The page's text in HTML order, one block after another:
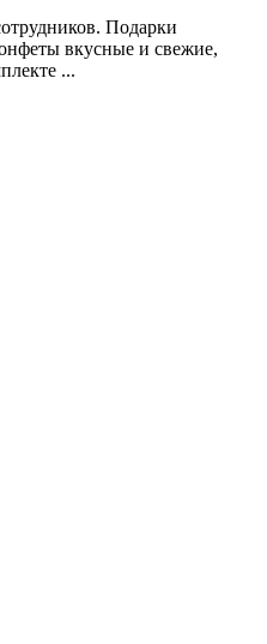
Подарки
вкусные и свежие,
...